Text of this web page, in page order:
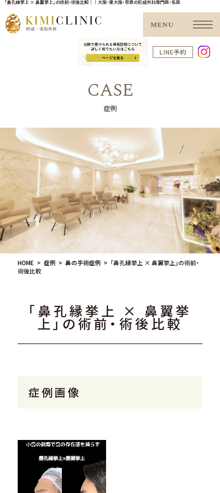
「鼻孔縁挙上 × 鼻翼挙上」の術前・術後比較｜｜大阪・東大阪・奈良の形成外科専門医・名医
LINE予約
MENU
CASE
症例
HOME 症例 鼻の手術症例
「鼻孔縁挙上 × 鼻翼挙上」の術前・
術後比較
「鼻孔縁挙上 × 鼻翼挙
上」の術前・術後比較
症例画像